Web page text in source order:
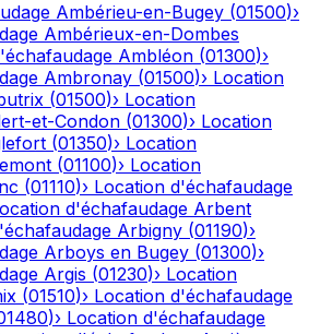
Ambérieu-en-Bugey (01500)›
Ambérieux-en-Dombes
Ambléon (01300)›
Ambronay (01500)› Location
(01500)› Location
et-Condon (01300)› Location
(01350)› Location
(01100)› Location
(01110)› Location d'échafaudage
d'échafaudage Arbent
Arbigny (01190)›
Arboys en Bugey (01300)›
Argis (01230)› Location
(01510)› Location d'échafaudage
)› Location d'échafaudage